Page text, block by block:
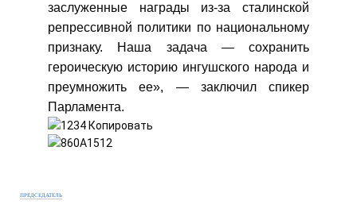
заслуженные награды из-за сталинской
репрессивной политики по национальному
признаку. Наша задача — сохранить
героическую историю ингушского народа и
преумножить ее», — заключил спикер
Парламента.
ПРЕДСЕДАТЕЛЬ